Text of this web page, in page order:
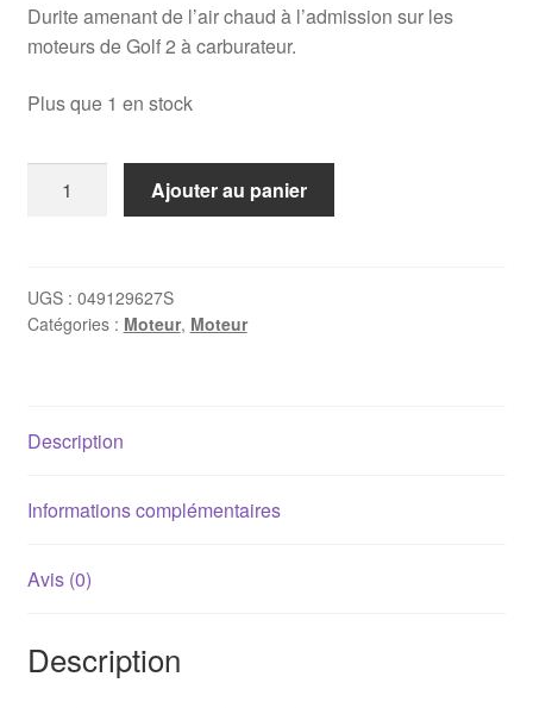
Durite amenant de l’air chaud à l’admission sur les
moteurs de Golf 2 à carburateur.
Plus que 1 en stock
chaud
Ø50mm
049129627S
Ajouter au panier
UGS : 049129627S
Catégories : Moteur, Moteur
Description
Informations complémentaires
Avis (0)
Description